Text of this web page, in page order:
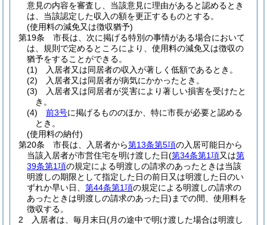
意見の内容を審査し、当該意見に理由があると認めるとき
は、当該認定した収入の額を更正するものとする。
(使用料の減免又は徴収猶予)
第19条
市長は、次に掲げる特別の事情がある場合において
は、規則で定めるところにより、使用料の減免又は徴収の
猶予をすることができる。
(1)
入居者又は同居者の収入が著しく低額であるとき。
(2)
入居者又は同居者が病気にかかったとき。
(3)
入居者又は同居者が災害により著しい損害を受けたと
き。
(4)
前3号に掲げるもののほか、特に市長が必要と認める
とき。
(使用料の納付)
第20条
市長は、入居者から第13条第5項の入居可能日から
当該入居者が市営住宅を明け渡した日(第34条第1項又は第
39条第1項の規定による明渡しの請求のあったときは当該
明渡しの期限として指定した日の前日又は明渡した日のい
ずれか早い日、 第44条第1項の規定による明渡しの請求の
あったときは明渡しの請求のあった日) までの間、使用料を
徴収する。
2
入居者は、毎月末日(月の途中で明け渡した場合は明渡し